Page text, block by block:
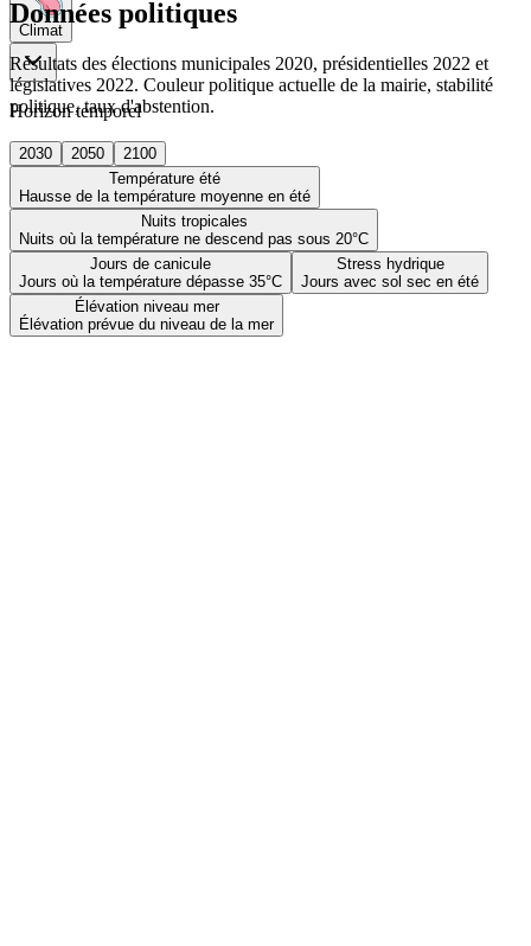
Climat
Horizon temporel
2030 2050
2100
Température été
Hausse de la température moyenne en été
Nuits tropicales
Nuits où la température ne descend pas sous 20°C
Jours de canicule
Jours où la température dépasse 35°C
Stress hydrique
Jours avec sol sec en été
Élévation niveau mer
Élévation prévue du niveau de la mer
Données politiques
Résultats des élections municipales 2020, présidentielles 2022 et
législatives 2022. Couleur politique actuelle de la mairie, stabilité
politique, taux d'abstention.